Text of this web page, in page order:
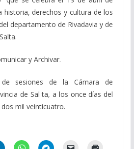
historia, derechos y cultura de los
departamento de Rivadavia y de
y Archivar.
sesiones de la Cámara de
de Sal ta, a los once días del
mil veinticuatro.